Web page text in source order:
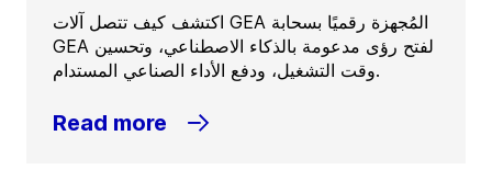
اكتشف كيف تتصل آلات GEA المُجهزة رقميًا بسحابة
GEA لفتح رؤى مدعومة بالذكاء الاصطناعي، وتحسين
وقت التشغيل، ودفع الأداء الصناعي المستدام.
Read more